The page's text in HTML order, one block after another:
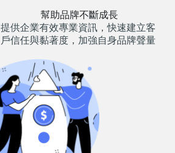
幫助品牌不斷成長
提供企業有效專業資訊，快速建立客
戶信任與黏著度，加強自身品牌聲量